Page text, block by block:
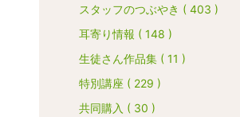
スタッフのつぶやき ( 403 )
耳寄り情報 ( 148 )
生徒さん作品集 ( 11 )
特別講座 ( 229 )
共同購入 ( 30 )